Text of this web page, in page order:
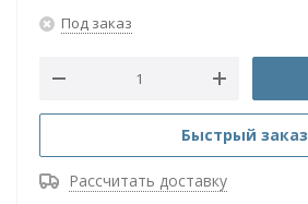
Под заказ
Быстрый заказ
Рассчитать доставку